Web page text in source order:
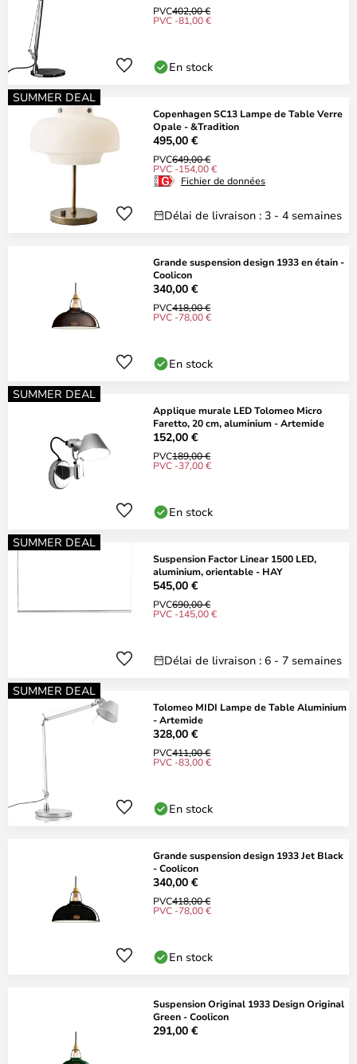
PVC402,00 €
PVC -81,00 €
En stock
SUMMER DEAL
Copenhagen SC13 Lampe de Table Verre
Opale - &Tradition
495,00 €
PVC649,00 €
PVC -154,00 €
Fichier de données
Délai de livraison : 3 - 4 semaines
Grande suspension design 1933 en étain -
Coolicon
340,00 €
PVC418,00 €
PVC -78,00 €
En stock
SUMMER DEAL
Applique murale LED Tolomeo Micro
Faretto, 20 cm, aluminium - Artemide
152,00 €
PVC189,00 €
PVC -37,00 €
En stock
SUMMER DEAL
Suspension Factor Linear 1500 LED,
aluminium, orientable - HAY
545,00 €
PVC690,00 €
PVC -145,00 €
Délai de livraison : 6 - 7 semaines
SUMMER DEAL
Tolomeo MIDI Lampe de Table Aluminium
- Artemide
328,00 €
PVC411,00 €
PVC -83,00 €
En stock
Grande suspension design 1933 Jet Black
- Coolicon
340,00 €
PVC418,00 €
PVC -78,00 €
En stock
Suspension Original 1933 Design Original
Green - Coolicon
291,00 €